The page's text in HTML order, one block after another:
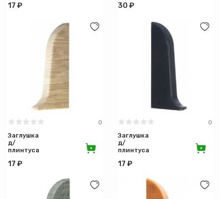
Вишня
17 ₽
Белый
30 ₽
0
Заглушка
д/
плинтуса
Дуб
17 ₽
0
Заглушка
д/
плинтуса
Черный
17 ₽